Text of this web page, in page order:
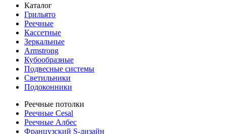
Каталог
Грильято
Реечные
Кассетные
Зеркальные
Armstrong
Кубообразные
Подвесные системы
Светильники
Подоконники
Реечные потолки
Реечные Cesal
Реечные Албес
Французский S-дизайн